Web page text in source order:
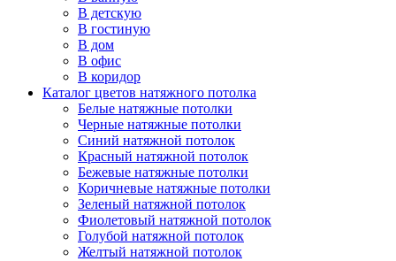
В детскую
В гостиную
В дом
В офис
В коридор
Каталог цветов натяжного потолка
Белые натяжные потолки
Черные натяжные потолки
Синий натяжной потолок
Красный натяжной потолок
Бежевые натяжные потолки
Коричневые натяжные потолки
Зеленый натяжной потолок
Фиолетовый натяжной потолок
Голубой натяжной потолок
Желтый натяжной потолок